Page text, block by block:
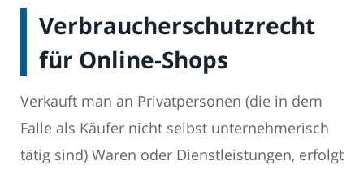
Verbraucherschutzrecht
für Online-Shops
Verkauft man an Privatpersonen (die in dem
Falle als Käufer nicht selbst unternehmerisch
tätig sind) Waren oder Dienstleistungen, erfolgt